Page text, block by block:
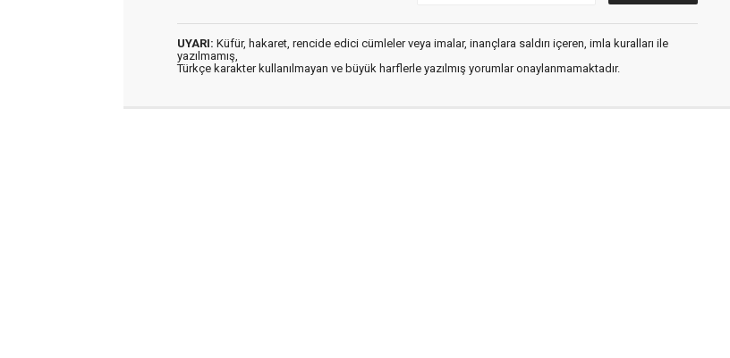
UYARI: Küfür, hakaret, rencide edici cümleler veya imalar, inançlara saldırı içeren, imla kuralları ile
yazılmamış,
Türkçe karakter kullanılmayan ve büyük harflerle yazılmış yorumlar onaylanmamaktadır.